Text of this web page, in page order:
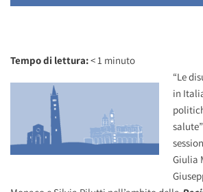
Tempo di lettura:< 1 minuto
“Le
in
Giulia